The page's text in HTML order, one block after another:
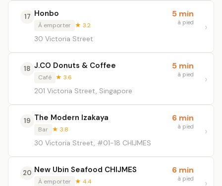
17 Honbo
À emporter ★ 3.2
30 Victoria Street
5 min
à pied
18 J.CO Donuts & Coffee
Café ★ 3.6
201 Victoria Street, Singapore
5 min
à pied
19 The Modern Izakaya
Bar ★ 3.8
30 Victoria Street, #01-18 CHIJMES
6 min
à pied
20 New Ubin Seafood CHIJMES
À emporter ★ 4.4
6 min
à pied